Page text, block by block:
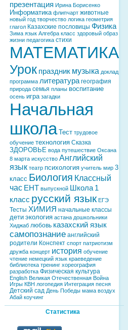
презентация Ирина Борисенко
Информатика флипчарт животные
новый год творчество логика геометрия
глагол Казахские пословицы Физика
Зима язык Алгебра класс здоровый образ
жизни педагогика стихи
МАТЕМАТИКА
Урок праздник музыка доклад
программа литература география
природа семья планы воспитание
осень игра загадки
Начальная
школа Тест трудовое
обучение технология Сказка
ЗДОРОВЬЕ вода путешествие Оксана
8 марта искусство Английский
язык театр психология учитель мир 3
класс Биология Классный
час ЕНТ выпускной Школа 1
класс русский язык ЕГЭ
Тесты ХИМИЯ начальные классы
дети экология астана дошкольники
Хиджаб любовь казахский язык
самопознание английский
родители Конспект спорт патриотизм
дружба концерт история обучение
чтение немецкий язык краеведение
библиотека тренинг хореография
разработка Физическая культура
English Великая Отечественная Война
Игры КВН логопедия Интеграция песня
Детский сад День Победы мама воздух
Абай коучинг
Статистика